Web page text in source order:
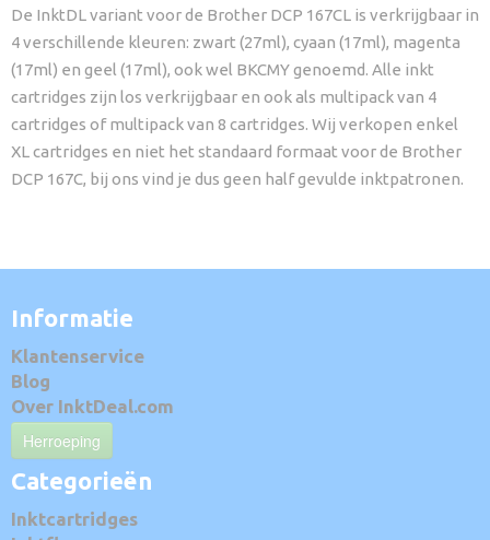
De InktDL variant voor de Brother DCP 167CL is verkrijgbaar in
4 verschillende kleuren: zwart (27ml), cyaan (17ml), magenta
(17ml) en geel (17ml), ook wel BKCMY genoemd. Alle inkt
cartridges zijn los verkrijgbaar en ook als multipack van 4
cartridges of multipack van 8 cartridges. Wij verkopen enkel
XL cartridges en niet het standaard formaat voor de Brother
DCP 167C, bij ons vind je dus geen half gevulde inktpatronen.
Informatie
Klantenservice
Blog
Over InktDeal.com
Herroeping
Categorieën
Inktcartridges